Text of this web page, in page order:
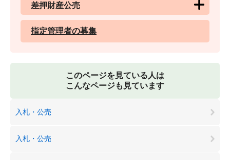
差押財産公売
指定管理者の募集
このページを見ている人は
こんなページも見ています
入札・公売
入札・公売